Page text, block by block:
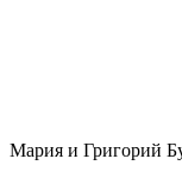
Мария и Григорий